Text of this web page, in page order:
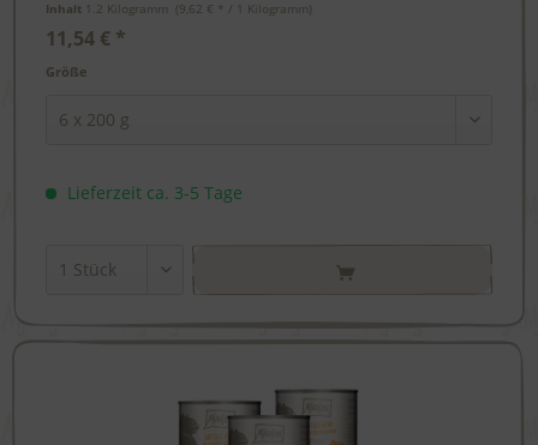
Inhalt 1.2 Kilogramm (9,62 € * / 1 Kilogramm)
11,54 € *
Größe
Lieferzeit ca. 3-5 Tage